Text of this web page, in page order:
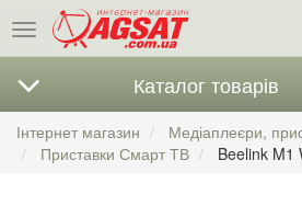
Меню
Каталог товарів
Інтернет магазин
Медіаплеєри,
Приставки Смарт ТВ
Beelink M1